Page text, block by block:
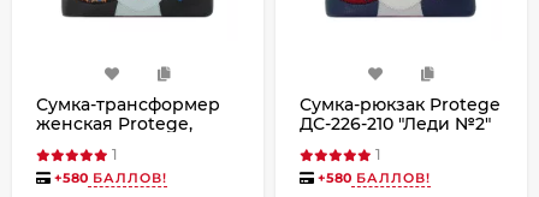
Сумка-трансформер
женская Protege,
чёрная 1
+580 БАЛЛОВ!
Сумка-рюкзак Protege
ДС-226-210 "Леди №2"
1
+580 БАЛЛОВ!